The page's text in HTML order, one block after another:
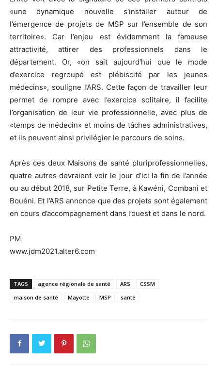
«une dynamique nouvelle s’installer autour de
l’émergence de projets de MSP sur l’ensemble de son
territoire». Car l’enjeu est évidemment la fameuse
attractivité, attirer des professionnels dans le
département. Or, «on sait aujourd’hui que le mode
d’exercice regroupé est plébiscité par les jeunes
médecins», souligne l’ARS. Cette façon de travailler leur
permet de rompre avec l’exercice solitaire, il facilite
l’organisation de leur vie professionnelle, avec plus de
«temps de médecin» et moins de tâches administratives,
et ils peuvent ainsi privilégier le parcours de soins.
Après ces deux Maisons de santé pluriprofessionnelles,
quatre autres devraient voir le jour d’ici la fin de l’année
ou au début 2018, sur Petite Terre, à Kawéni, Combani et
Bouéni. Et l’ARS annonce que des projets sont également
en cours d’accompagnement dans l’ouest et dans le nord.
PM
www.jdm2021.alter6.com
TAGS agence régionale de santé ARS
CSSM
maison de santé
Mayotte MSP santé